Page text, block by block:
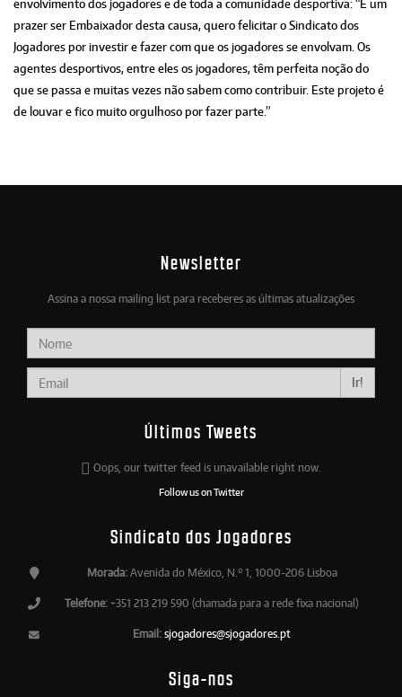
envolvimento dos jogadores e de toda a comunidade desportiva: “É um
prazer ser Embaixador desta causa, quero felicitar o Sindicato dos
Jogadores por investir e fazer com que os jogadores se envolvam. Os
agentes desportivos, entre eles os jogadores, têm perfeita noção do
que se passa e muitas vezes não sabem como contribuir. Este projeto é
de louvar e fico muito orgulhoso por fazer parte.”
Newsletter
Assina a nossa mailing list para receberes as últimas atualizações
Ir!
Últimos Tweets
Oops, our twitter feed is unavailable right now.
Follow us on Twitter
Sindicato dos Jogadores
Morada:Avenida do México, N.º 1, 1000-206 Lisboa
Telefone: +351 213 219 590 (chamada para a rede fixa nacional)
Email: sjogadores@sjogadores.pt
Siga-nos